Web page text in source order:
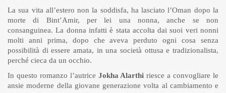
La sua vita all’estero non la soddisfa, ha lasciato l’Oman dopo la
morte di Bint’Amir, per lei una nonna, anche se non
consanguinea. La donna infatti è stata accolta dai suoi veri nonni
molti anni prima, dopo che aveva perduto ogni cosa senza
possibilità di essere amata, in una società ottusa e tradizionalista,
perché cieca da un occhio.
In questo romanzo l’autrice Jokha Alarthi riesce a convogliare le
ansie moderne della giovane generazione volta al cambiamento e